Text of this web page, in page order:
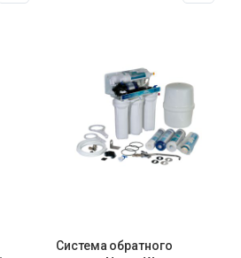
Система обратного